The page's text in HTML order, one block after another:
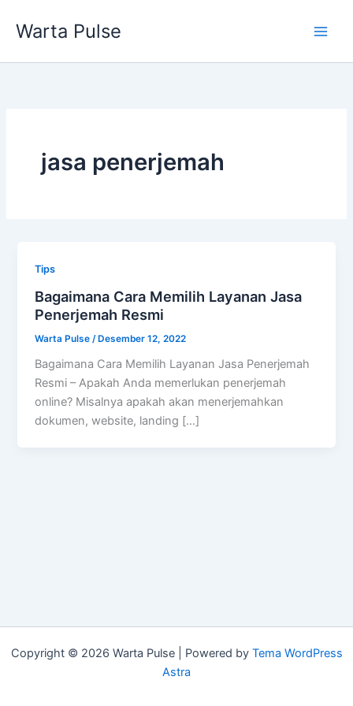
Warta Pulse
jasa penerjemah
Tips
Bagaimana Cara Memilih Layanan Jasa
Penerjemah Resmi
Warta Pulse /Desember 12, 2022
Bagaimana Cara Memilih Layanan Jasa Penerjemah
Resmi – Apakah Anda memerlukan penerjemah
online? Misalnya apakah akan menerjemahkan
dokumen, website, landing […]
Copyright © 2026 Warta Pulse | Powered by Tema WordPress
Astra